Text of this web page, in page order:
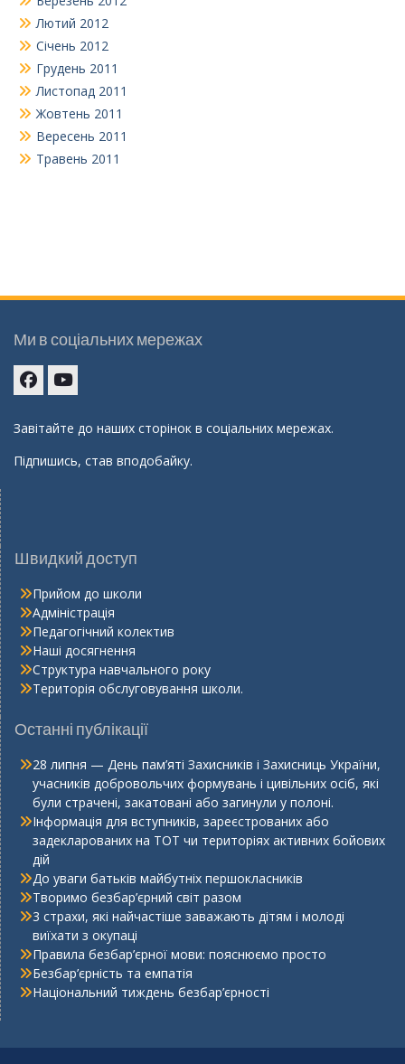
Лютий 2012
Січень 2012
Грудень 2011
Листопад 2011
Жовтень 2011
Вересень 2011
Травень 2011
Ми в соціальних мережах
Завітайте до наших сторінок в соціальних мережах.
Підпишись, став вподобайку.
Швидкий доступ
Прийом до школи
Адміністрація
Педагогічний колектив
Наші досягнення
Структура навчального року
Територія обслуговування школи.
Останні публікації
28 липня — День пам’яті Захисників і Захисниць України,
учасників добровольчих формувань і цивільних осіб, які
були страчені, закатовані або загинули у полоні.
Інформація для вступників, зареєстрованих або
задекларованих на ТОТ чи територіях активних бойових
дій
До уваги батьків майбутніх першокласників
Творимо безбар’єрний світ разом
3 страхи, які найчастіше заважають дітям і молоді
виїхати з окупаці
Правила безбар’єрної мови: пояснюємо просто
Безбар’єрність та емпатія
Національний тиждень безбар’єрності